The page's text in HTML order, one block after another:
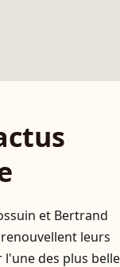
et Bertrand
leurs
des plus